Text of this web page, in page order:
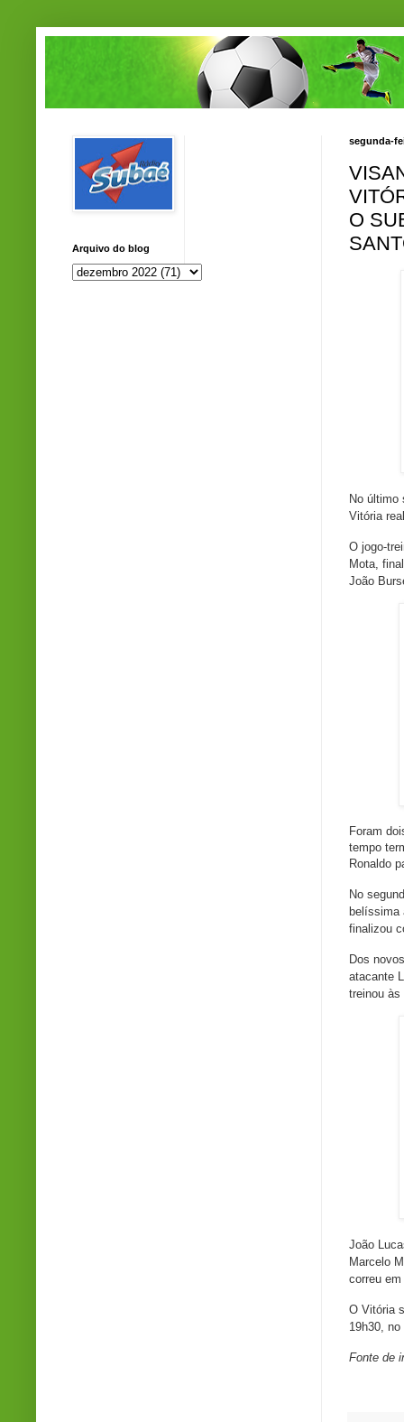
segunda-
O
No último
Vitória
O jogo-
Mota,
João
Foram
tempo
Ronaldo
No
belíssima
finalizou
Dos
atacante
treinou às
João
Marcelo
correu
O Vitória
19h30,
Fonte de
Arquivo do blog